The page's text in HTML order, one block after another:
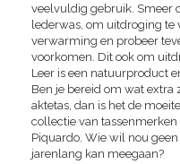
veelvuldig gebruik. Smeer
lederwas, om uitdroging te
verwarming en probeer
voorkomen. Dit ook om
Leer is een natuurproduct
Ben je bereid om wat extra
aktetas, dan is het de
collectie van tassenmerken
Piquardo. Wie wil nou
jarenlang kan meegaan?